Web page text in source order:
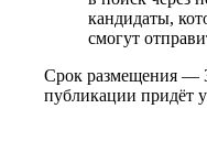
кандидаты,
смогут
Срок размещения —
публикации придёт